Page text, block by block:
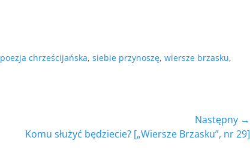
poezja chrześcijańska, siebie przynoszę, wiersze brzasku,
Następny →
Następny
Komu służyć będziecie? [„Wiersze Brzasku”, nr 29]